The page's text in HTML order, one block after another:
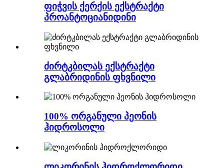
ფიჭვის ქერქის ექსტრაქტი
პროანტოციანიდინი
ძირტკბილას ექსტრაქტი
გლაბრიდინის ფხვნილი
100% ორგანული პეონის
ჰიდროსოლი